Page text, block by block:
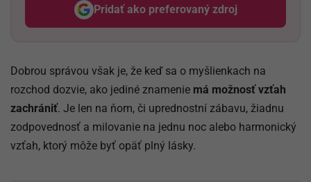
Pridať ako preferovaný zdroj
Odzadu, odkaz sa otvorí v
Dobrou správou však je, že keď sa o myšlienkach na
rozchod dozvie, ako jediné znamenie má možnosť vzťah
zachrániť. Je len na ňom, či uprednostní zábavu, žiadnu
zodpovednosť a milovanie na jednu noc alebo harmonický
vzťah, ktorý môže byť opäť plný lásky.